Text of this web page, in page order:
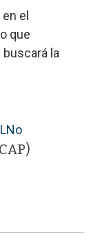
el
que
buscará la